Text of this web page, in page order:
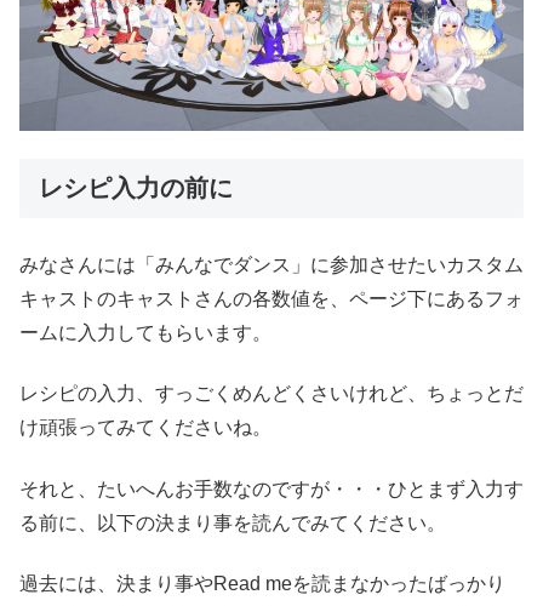
レシピ入力の前に
みなさんには「みんなでダンス」に参加させたいカスタム
キャストのキャストさんの各数値を、ページ下にあるフォ
ームに入力してもらいます。
レシピの入力、すっごくめんどくさいけれど、ちょっとだ
け頑張ってみてくださいね。
それと、たいへんお手数なのですが・・・ひとまず入力す
る前に、以下の決まり事を読んでみてください。
過去には、決まり事やRead meを読まなかったばっかり